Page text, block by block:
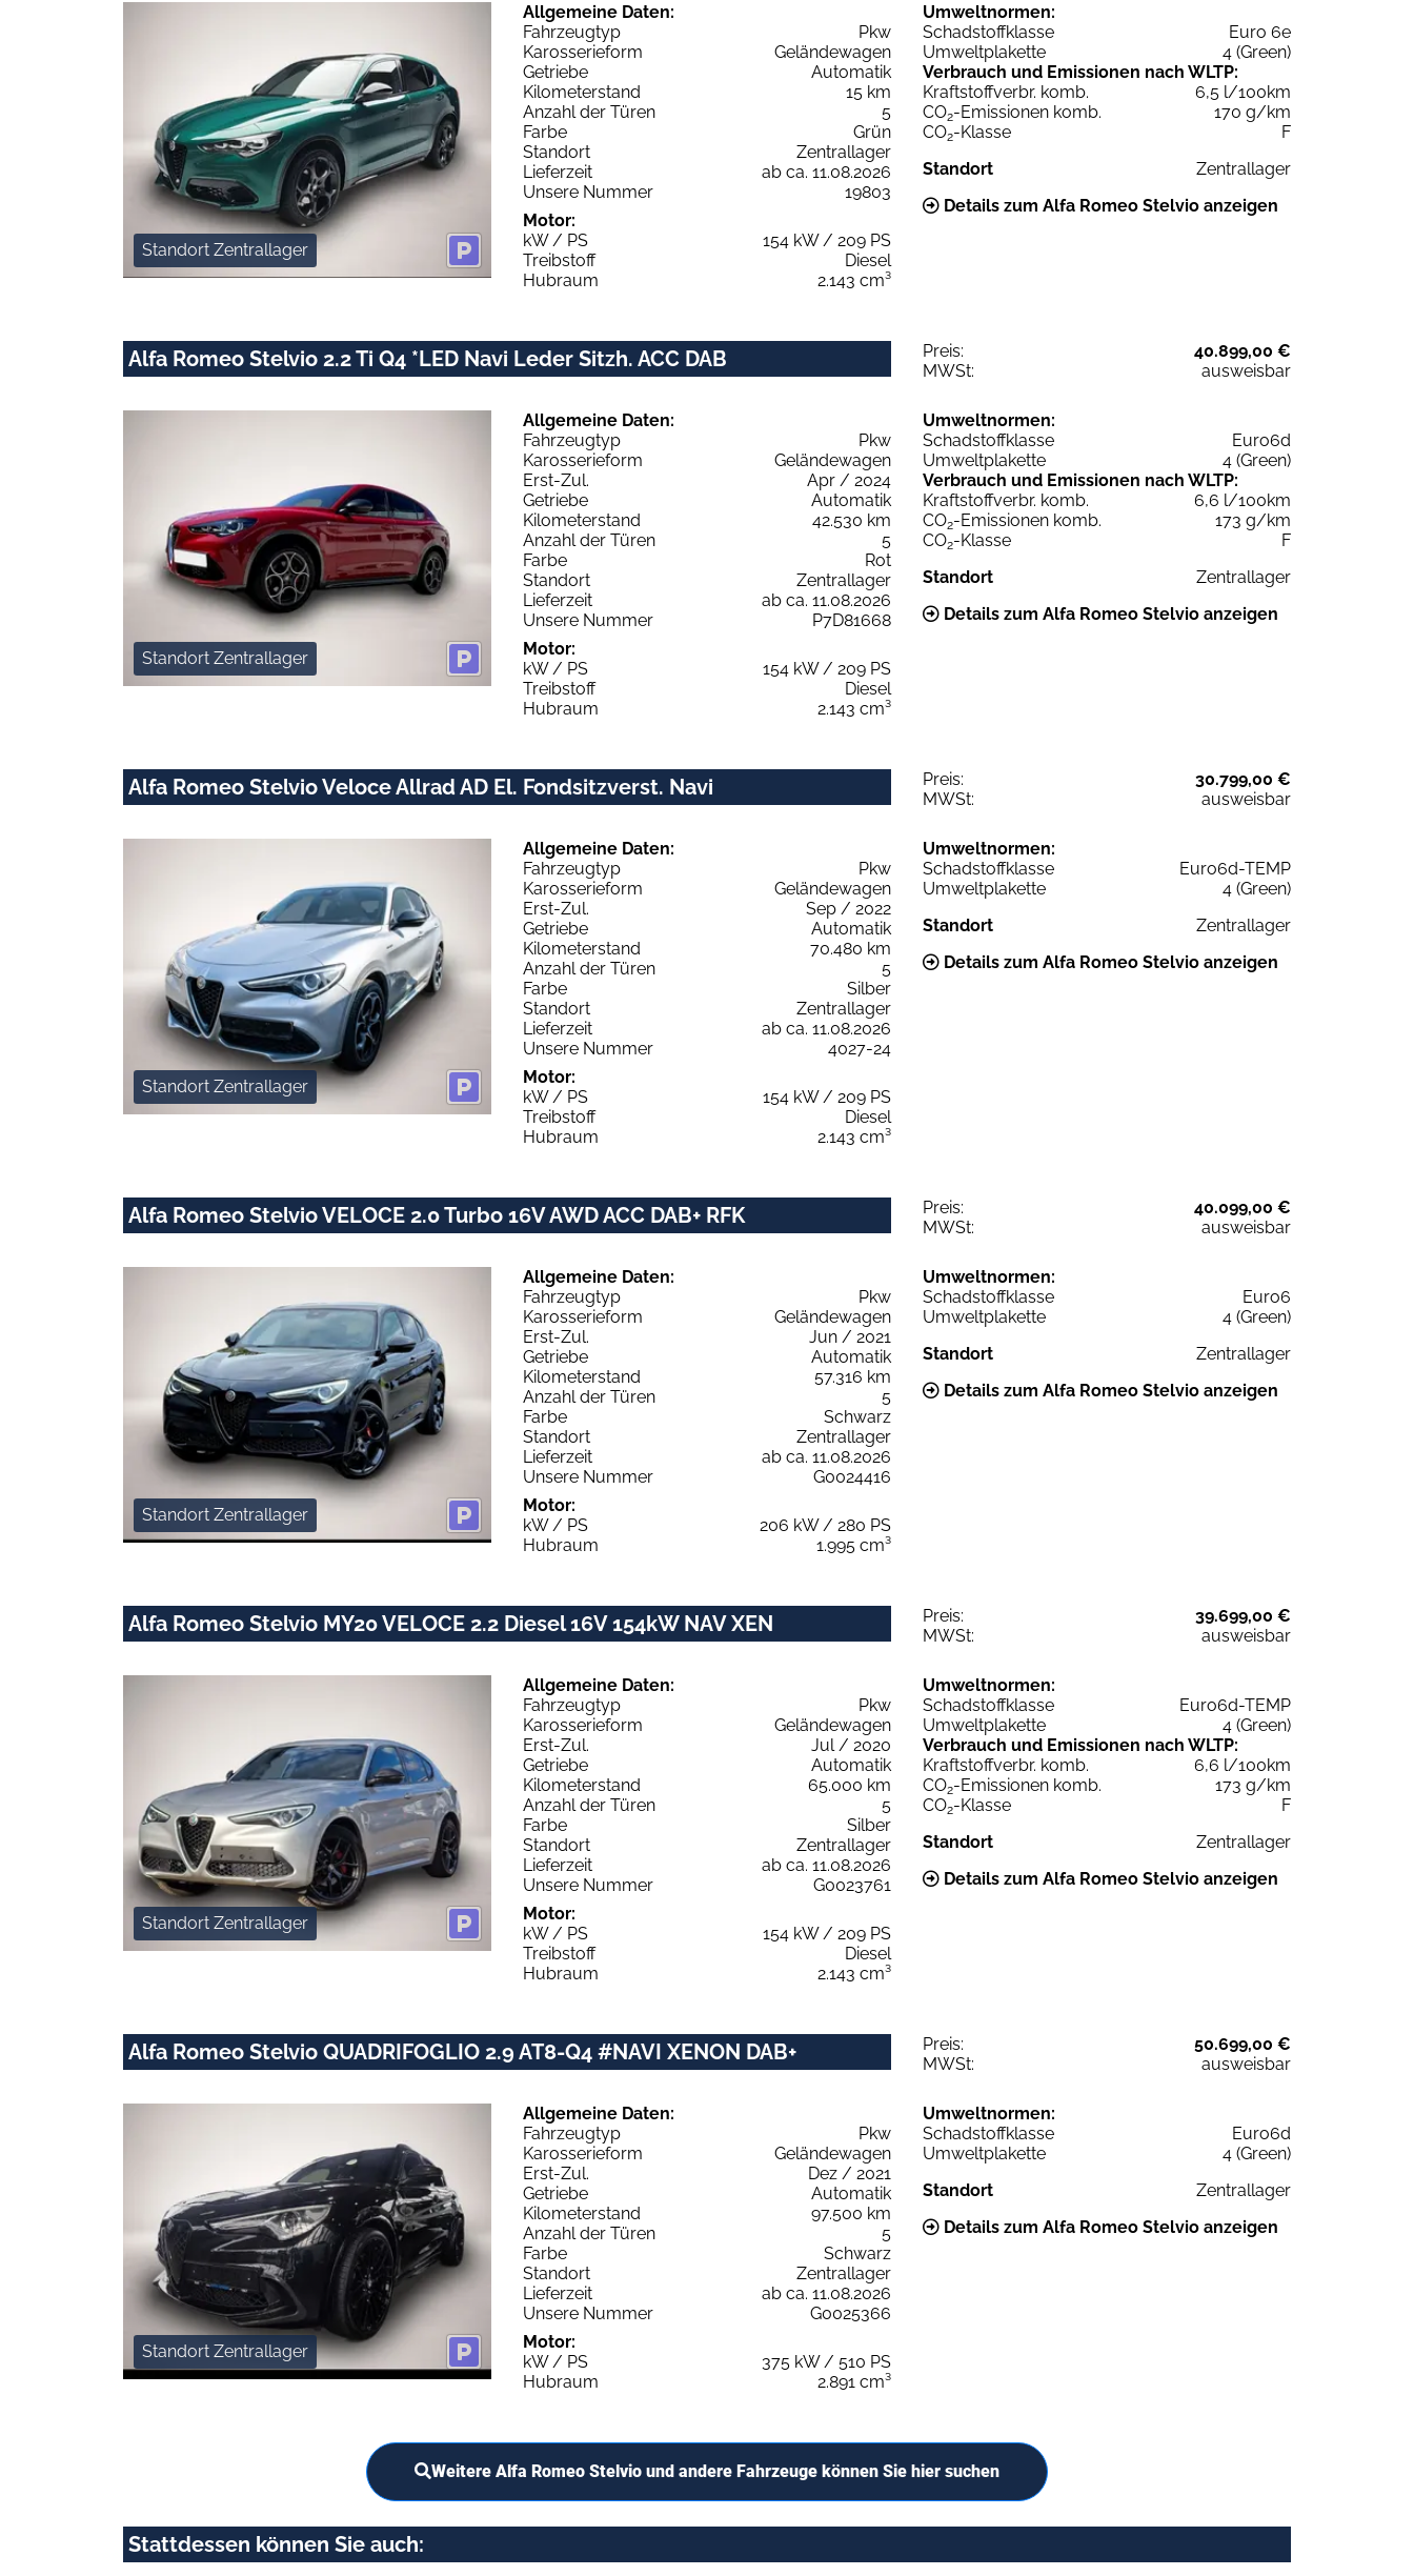
Standort Zentrallager
Allgemeine Daten:
Fahrzeugtyp
Pkw
Karosserieform
Geländewagen
Getriebe
Automatik
Kilometerstand
15 km
Anzahl der Türen
5
Farbe
Grün
Standort
Zentrallager
Lieferzeit
ab ca. 11.08.2026
Unsere Nummer
19803
Motor:
kW / PS
154 kW / 209 PS
Treibstoff
Diesel
Hubraum
2.143 cm³
Umweltnormen:
Schadstoffklasse
Euro 6e
Umweltplakette
4 (Green)
Verbrauch und Emissionen nach WLTP:
Kraftstoffverbr. komb.
6,5 l/100km
CO2-Emissionen komb.
170 g/km
CO2-Klasse
F
Standort
Zentrallager
Details zum Alfa Romeo Stelvio anzeigen
Alfa Romeo Stelvio 2.2 Ti Q4 *LED Navi Leder Sitzh. ACC DAB Preis:
40.899,00 €
MWSt:
ausweisbar
Standort Zentrallager
Allgemeine Daten:
Fahrzeugtyp
Pkw
Karosserieform
Geländewagen
Erst-Zul.
Apr / 2024
Getriebe
Automatik
Kilometerstand
42.530 km
Anzahl der Türen
5
Farbe
Rot
Standort
Zentrallager
Lieferzeit
ab ca. 11.08.2026
Unsere Nummer
P7D81668
Motor:
kW / PS
154 kW / 209 PS
Treibstoff
Diesel
Hubraum
2.143 cm³
Umweltnormen:
Schadstoffklasse
Euro6d
Umweltplakette
4 (Green)
Verbrauch und Emissionen nach WLTP:
Kraftstoffverbr. komb.
6,6 l/100km
CO2-Emissionen komb.
173 g/km
CO2-Klasse
F
Standort
Zentrallager
Details zum Alfa Romeo Stelvio anzeigen
Alfa Romeo Stelvio Veloce Allrad AD El. Fondsitzverst. Navi Preis:
30.799,00 €
MWSt:
ausweisbar
Standort Zentrallager
Allgemeine Daten:
Fahrzeugtyp
Pkw
Karosserieform
Geländewagen
Erst-Zul.
Sep / 2022
Getriebe
Automatik
Kilometerstand
70.480 km
Anzahl der Türen
5
Farbe
Silber
Standort
Zentrallager
Lieferzeit
ab ca. 11.08.2026
Unsere Nummer
4027-24
Motor:
kW / PS
154 kW / 209 PS
Treibstoff
Diesel
Hubraum
2.143 cm³
Umweltnormen:
Schadstoffklasse
Euro6d-TEMP
Umweltplakette
4 (Green)
Standort
Zentrallager
Details zum Alfa Romeo Stelvio anzeigen
Alfa Romeo Stelvio VELOCE 2.0 Turbo 16V AWD ACC DAB+ RFK Preis:
40.099,00 €
MWSt:
ausweisbar
Standort Zentrallager
Allgemeine Daten:
Fahrzeugtyp
Pkw
Karosserieform
Geländewagen
Erst-Zul.
Jun / 2021
Getriebe
Automatik
Kilometerstand
57.316 km
Anzahl der Türen
5
Farbe
Schwarz
Standort
Zentrallager
Lieferzeit
ab ca. 11.08.2026
Unsere Nummer
G0024416
Motor:
kW / PS
206 kW / 280 PS
Hubraum
1.995 cm³
Umweltnormen:
Schadstoffklasse
Euro6
Umweltplakette
4 (Green)
Standort
Zentrallager
Details zum Alfa Romeo Stelvio anzeigen
Alfa Romeo Stelvio MY20 VELOCE 2.2 Diesel 16V 154kW NAV XEN Preis:
39.699,00 €
MWSt:
ausweisbar
Standort Zentrallager
Allgemeine Daten:
Fahrzeugtyp
Pkw
Karosserieform
Geländewagen
Erst-Zul.
Jul / 2020
Getriebe
Automatik
Kilometerstand
65.000 km
Anzahl der Türen
5
Farbe
Silber
Standort
Zentrallager
Lieferzeit
ab ca. 11.08.2026
Unsere Nummer
G0023761
Motor:
kW / PS
154 kW / 209 PS
Treibstoff
Diesel
Hubraum
2.143 cm³
Umweltnormen:
Schadstoffklasse
Euro6d-TEMP
Umweltplakette
4 (Green)
Verbrauch und Emissionen nach WLTP:
Kraftstoffverbr. komb.
6,6 l/100km
CO2-Emissionen komb.
173 g/km
CO2-Klasse
F
Standort
Zentrallager
Details zum Alfa Romeo Stelvio anzeigen
Alfa Romeo Stelvio QUADRIFOGLIO 2.9 AT8-Q4 #NAVI XENON DAB+ Preis:
50.699,00 €
MWSt:
ausweisbar
Standort Zentrallager
Allgemeine Daten:
Fahrzeugtyp
Pkw
Karosserieform
Geländewagen
Erst-Zul.
Dez / 2021
Getriebe
Automatik
Kilometerstand
97.500 km
Anzahl der Türen
5
Farbe
Schwarz
Standort
Zentrallager
Lieferzeit
ab ca. 11.08.2026
Unsere Nummer
G0025366
Motor:
kW / PS
375 kW / 510 PS
Hubraum
2.891 cm³
Umweltnormen:
Schadstoffklasse
Euro6d
Umweltplakette
4 (Green)
Standort
Zentrallager
Details zum Alfa Romeo Stelvio anzeigen
Weitere Alfa Romeo Stelvio und andere Fahrzeuge können Sie hier suchen
Stattdessen können Sie auch: